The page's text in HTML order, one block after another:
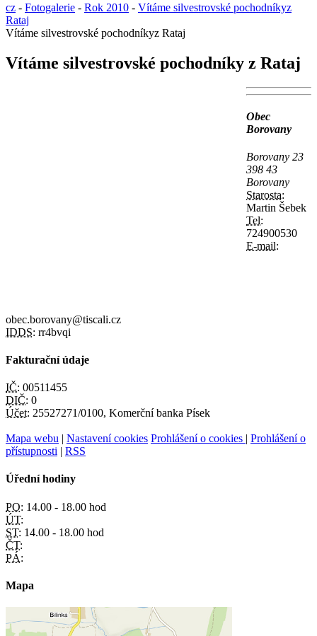
cz - Fotogalerie - Rok 2010 - Vítáme silvestrovské pochodníkyz
Rataj
Vítáme silvestrovské pochodníkyz Rataj
Vítáme silvestrovské pochodníky z Rataj
Obec
Borovany
Borovany 23
398 43
Borovany
Starosta:
Martin Šebek
Tel:
724900530
E-mail:
obec.borovany@tiscali.cz
IDDS: rr4bvqi
Fakturační údaje
IČ: 00511455
DIČ: 0
Účet: 25527271/0100, Komerční banka Písek
Mapa webu | Nastavení cookies Prohlášení o cookies | Prohlášení o
přístupnosti | RSS
Úřední hodiny
PO: 14.00 - 18.00 hod
ÚT:
ST: 14.00 - 18.00 hod
ČT:
PÁ:
Mapa